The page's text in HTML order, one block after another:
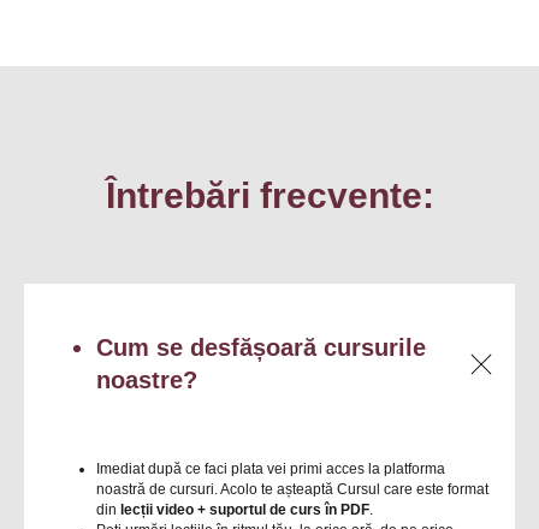
Întrebări frecvente:
Cum se desfășoară cursurile
noastre?
Imediat după ce faci plata vei primi acces la platforma
noastră de cursuri. Acolo te așteaptă Cursul care este format
din lecții video + suportul de curs în PDF